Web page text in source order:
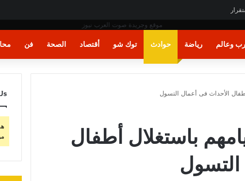
وعالم رياضة حوادث توك شو أقتصاد الصحة فن
باستغلال أطفال